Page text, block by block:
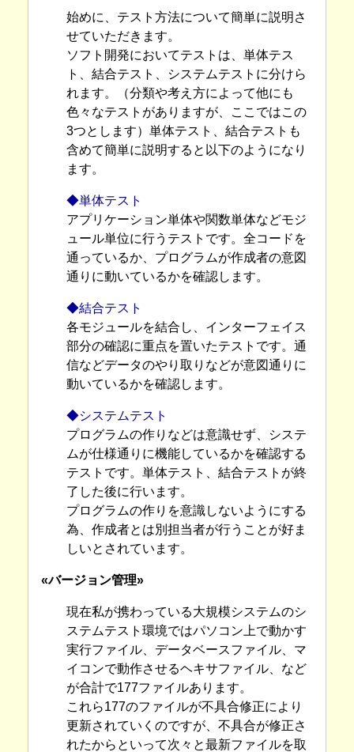
始めに、テスト方法について簡単に説明さ
せていただきます。
ソフト開発においてテストは、単体テス
ト、結合テスト、システムテストに分けら
れます。（分類や考え方によって他にも
色々なテストがありますが、ここではこの
3つとします）単体テスト、結合テストも
含めて簡単に説明すると以下のようになり
ます。
◆単体テスト
アプリケーション単体や関数単体などモジ
ュール単位に行うテストです。全コードを
通っているか、プログラムが作成者の意図
通りに動いているかを確認します。
◆結合テスト
各モジュールを結合し、インターフェイス
部分の確認に重点を置いたテストです。通
信などデータのやり取りなどが意図通りに
動いているかを確認します。
◆システムテスト
プログラムの作りなどは意識せず、システ
ムが仕様通りに機能しているかを確認する
テストです。単体テスト、結合テストが終
了した後に行います。
プログラムの作りを意識しないようにする
為、作成者とは別担当者が行うことが好ま
しいとされています。
«バージョン管理»
現在私が携わっている大規模システムのシ
ステムテスト環境ではパソコン上で動かす
実行ファイル、データベースファイル、マ
イコンで動作させるヘキサファイル、など
が合計で177ファイルあります。
これら177のファイルが不具合修正により
更新されていくのですが、不具合が修正さ
れたからといって次々と最新ファイルを取